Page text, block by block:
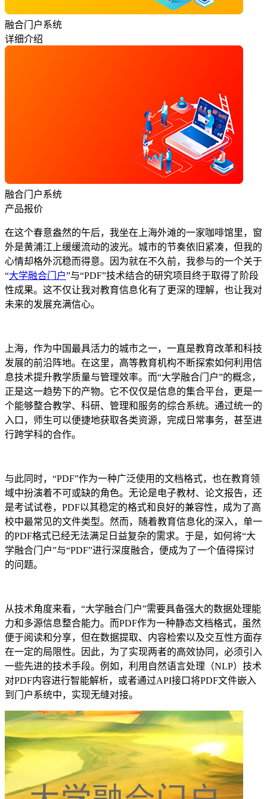
融合门户系统
详细介绍
融合门户系统
产品报价
在这个春意盎然的午后，我坐在上海外滩的一家咖啡馆里，窗
外是黄浦江上缓缓流动的波光。城市的节奏依旧紧凑，但我的
心情却格外沉稳而得意。因为就在不久前，我参与的一个关于
“大学融合门户”与“PDF”技术结合的研究项目终于取得了阶段
性成果。这不仅让我对教育信息化有了更深的理解，也让我对
未来的发展充满信心。
上海，作为中国最具活力的城市之一，一直是教育改革和科技
发展的前沿阵地。在这里，高等教育机构不断探索如何利用信
息技术提升教学质量与管理效率。而“大学融合门户”的概念，
正是这一趋势下的产物。它不仅仅是信息的集合平台，更是一
个能够整合教学、科研、管理和服务的综合系统。通过统一的
入口，师生可以便捷地获取各类资源，完成日常事务，甚至进
行跨学科的合作。
与此同时，“PDF”作为一种广泛使用的文档格式，也在教育领
域中扮演着不可或缺的角色。无论是电子教材、论文报告，还
是考试试卷，PDF以其稳定的格式和良好的兼容性，成为了高
校中最常见的文件类型。然而，随着教育信息化的深入，单一
的PDF格式已经无法满足日益复杂的需求。于是，如何将“大
学融合门户”与“PDF”进行深度融合，便成为了一个值得探讨
的问题。
从技术角度来看，“大学融合门户”需要具备强大的数据处理能
力和多源信息整合能力。而PDF作为一种静态文档格式，虽然
便于阅读和分享，但在数据提取、内容检索以及交互性方面存
在一定的局限性。因此，为了实现两者的高效协同，必须引入
一些先进的技术手段。例如，利用自然语言处理（NLP）技术
对PDF内容进行智能解析，或者通过API接口将PDF文件嵌入
到门户系统中，实现无缝对接。